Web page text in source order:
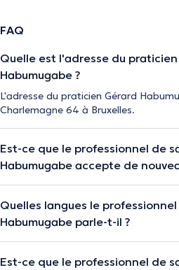
FAQ
Quelle est l'adresse du
Habumugabe ?
L'adresse du praticien Gérard
Charlemagne 64 à Bruxelles.
Est-ce que le professionnel de
Habumugabe accepte de
Quelles langues le
Habumugabe parle-t-il ?
Est-ce que le professionnel de